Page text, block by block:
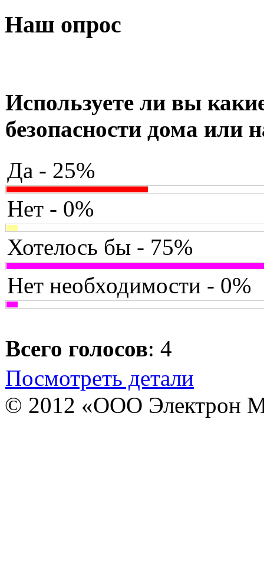
Наш опрос
Используете ли вы
безопасности дома или
Да - 25%
Нет - 0%
Хотелось бы - 75%
Нет необходимости - 0%
Всего голосов: 4
Посмотреть детали
© 2012 «ООО Электрон